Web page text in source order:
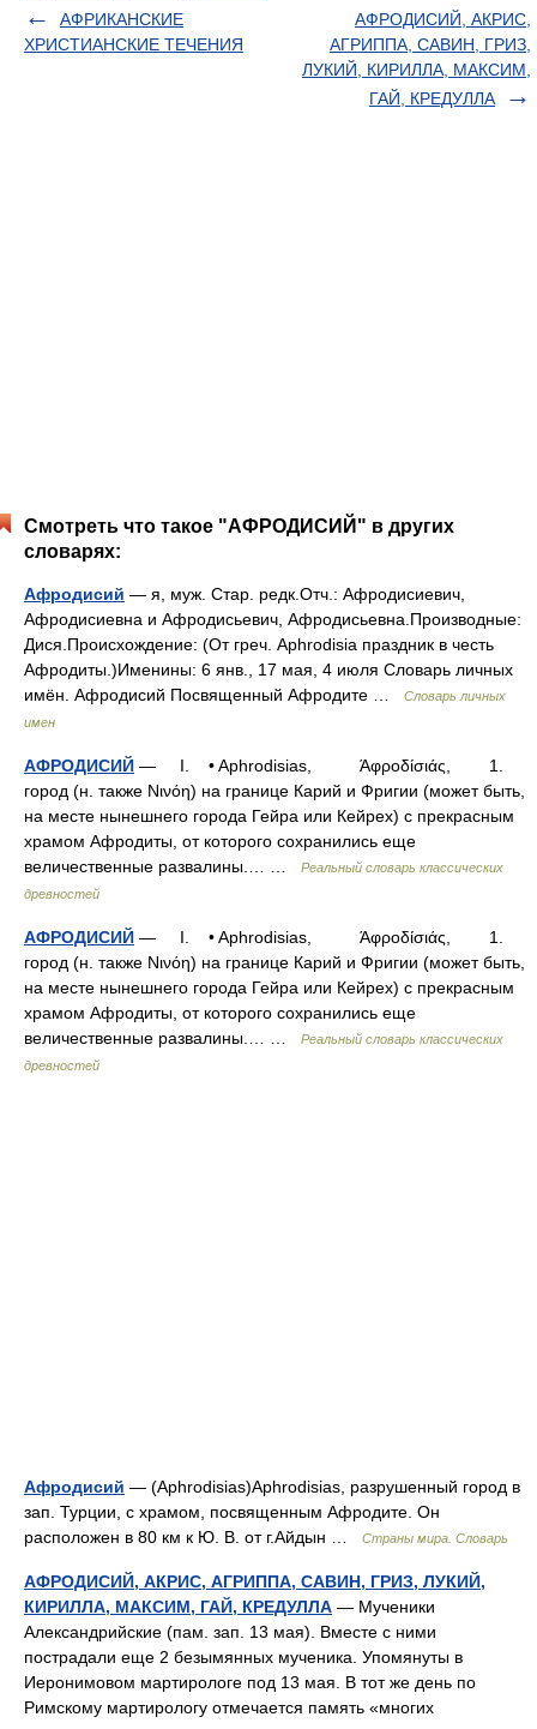
АФРИКАНСКИЕ
ХРИСТИАНСКИЕ ТЕЧЕНИЯ
АФРОДИСИЙ, АКРИС,
АГРИППА, САВИН, ГРИЗ,
ЛУКИЙ, КИРИЛЛА, МАКСИМ,
ГАЙ, КРЕДУЛЛА
Смотреть что такое "АФРОДИСИЙ" в других
словарях:
Афродисий — я, муж. Стар. редк.Отч.: Афродисиевич,
Афродисиевна и Афродисьевич, Афродисьевна.Производные:
Дися.Происхождение: (От греч. Aphrodisia праздник в честь
Афродиты.)Именины: 6 янв., 17 мая, 4 июля Словарь личных
имён. Афродисий Посвященный Афродите …
Словарь личных
имен
АФРОДИСИЙ — I. • Aphrodisias, Άφροδίσιάς, 1.
город (н. также Νινόη) на границе Карий и Фригии (может быть,
на месте нынешнего города Гейра или Кейрех) с прекрасным
храмом Афродиты, от которого сохранились еще
величественные развалины.… …
Реальный словарь классических
древностей
АФРОДИСИЙ — I. • Aphrodisias, Άφροδίσιάς, 1.
город (н. также Νινόη) на границе Карий и Фригии (может быть,
на месте нынешнего города Гейра или Кейрех) с прекрасным
храмом Афродиты, от которого сохранились еще
величественные развалины.… …
Реальный словарь классических
древностей
Афродисий — (Aphrodisias)Aphrodisias, разрушенный город в
зап. Турции, с храмом, посвященным Афродите. Он
расположен в 80 км к Ю. В. от г.Айдын …
Страны мира. Словарь
АФРОДИСИЙ, АКРИС, АГРИППА, САВИН, ГРИЗ, ЛУКИЙ,
КИРИЛЛА, МАКСИМ, ГАЙ, КРЕДУЛЛА — Мученики
Александрийские (пам. зап. 13 мая). Вместе с ними
пострадали еще 2 безымянных мученика. Упомянуты в
Иеронимовом мартирологе под 13 мая. В тот же день по
Римскому мартирологу отмечается память «многих